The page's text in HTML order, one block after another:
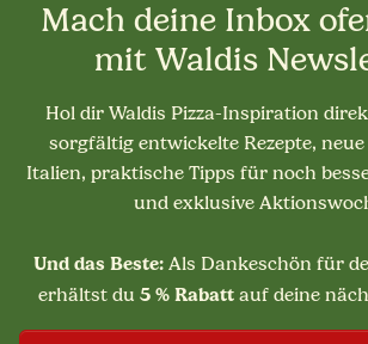
Mach deine Inbox
mit Waldis
Hol dir Waldis Pizza-Inspiration
sorgfältig entwickelte Rezepte,
Italien, praktische Tipps für noch
und exklusive
Und das Beste: Als Dankeschön für
erhältst du 5 % Rabattauf deine